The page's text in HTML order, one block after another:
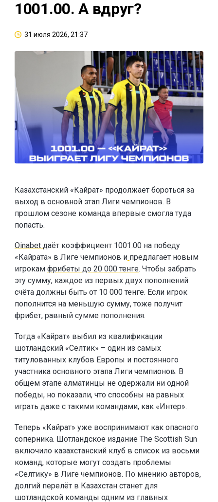
1001.00. А вдруг?
31 июля 2026, 21:37
Казахстанский «Кайрат» продолжает бороться за
выход в основной этап Лиги чемпионов. В
прошлом сезоне команда впервые смогла туда
попасть.
Oinabet даёт коэффициент 1001.00 на победу
«Кайрата» в Лиге чемпионов и предлагает новым
игрокам фрибеты до 20 000 тенге. Чтобы забрать
эту сумму, каждое из первых двух пополнений
счёта должны быть от 10 000 тенге. Если игрок
пополнится на меньшую сумму, тоже получит
фрибет, равный сумме пополнения.
Тогда «Кайрат» выбил из квалификации
шотландский «Селтик» – один из самых
титулованных клубов Европы и постоянного
участника основного этапа Лиги чемпионов. В
общем этапе алматинцы не одержали ни одной
победы, но показали, что способны на равных
играть даже с такими командами, как «Интер».
Теперь «Кайрат» уже воспринимают как опасного
соперника. Шотландское издание The Scottish Sun
включило казахстанский клуб в список из восьми
команд, которые могут создать проблемы
«Селтику» в Лиге чемпионов. По мнению авторов,
долгий перелёт в Казахстан станет для
шотландской команды одним из главных